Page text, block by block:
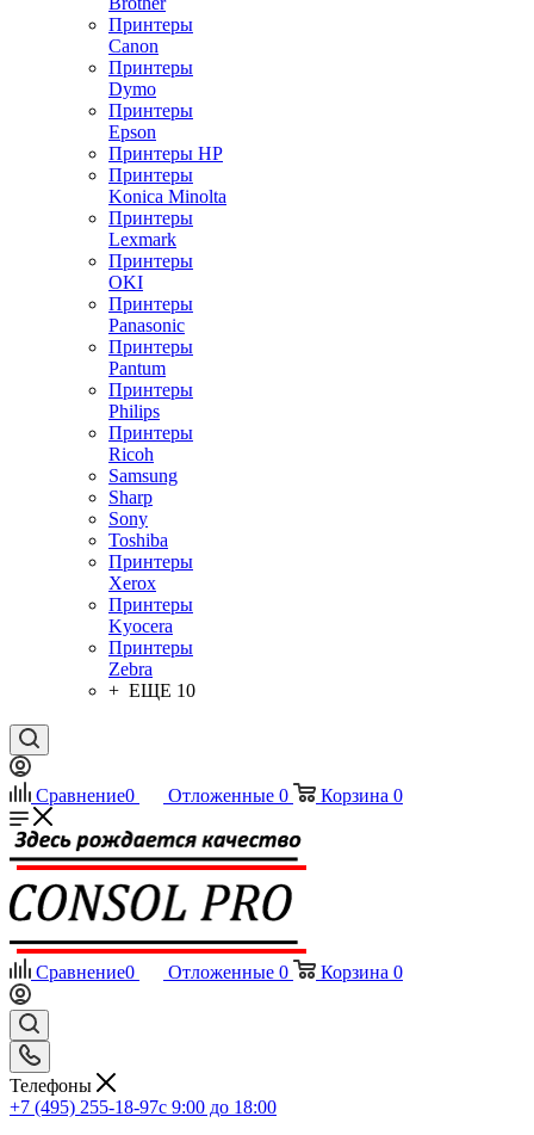
Принтеры
Canon
Принтеры
Dymo
Принтеры
Epson
Принтеры HP
Принтеры
Konica Minolta
Принтеры
Lexmark
Принтеры
OKI
Принтеры
Panasonic
Принтеры
Pantum
Принтеры
Philips
Принтеры
Ricoh
Samsung
Sharp
Sony
Toshiba
Принтеры
Xerox
Принтеры
Kyocera
Принтеры
Zebra
+ ЕЩЕ 10
Сравнение0 Отложенные 0 Корзина 0
Сравнение0 Отложенные 0 Корзина 0
Телефоны
+7 (495) 255-18-97с 9:00 до 18:00